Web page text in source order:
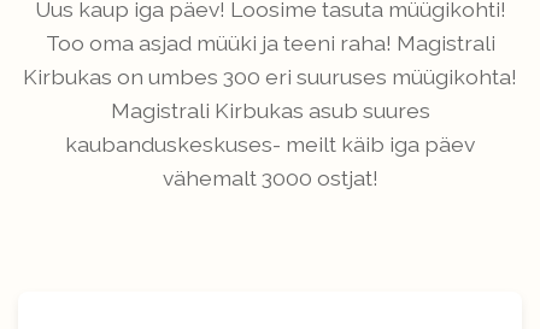
Uus kaup iga päev! Loosime tasuta müügikohti!
Too oma asjad müüki ja teeni raha! Magistrali
Kirbukas on umbes 300 eri suuruses müügikohta!
Magistrali Kirbukas asub suures
kaubanduskeskuses- meilt käib iga päev
vähemalt 3000 ostjat!